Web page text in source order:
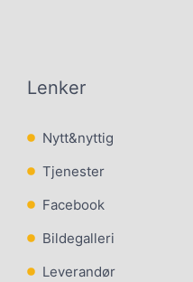
Lenker
Nytt&nyttig
Tjenester
Facebook
Bildegalleri
Leverandør